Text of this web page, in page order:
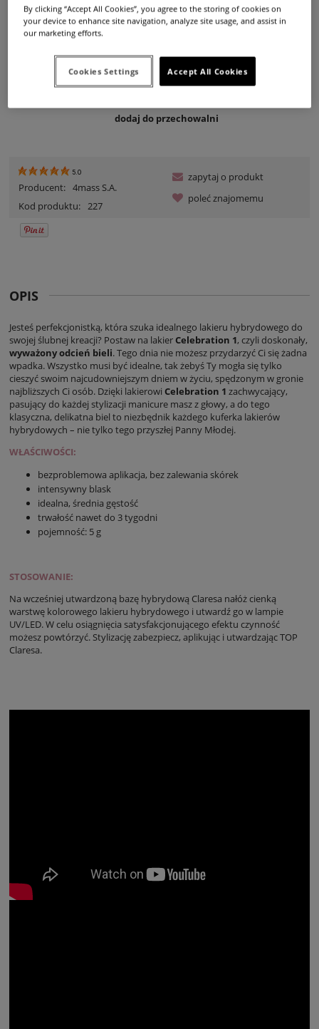
Cena nie zawiera ewentualnych kosztów płatności
sprawdź formy dostawy
Cena: 16,90 zł
dodaj do przechowalni
5.0
Producent: 4mass S.A.
Kod produktu: 227
zapytaj o produkt
poleć znajomemu
OPIS
Jesteś perfekcjonistką, która szuka idealnego lakieru hybrydowego do
swojej ślubnej kreacji? Postaw na lakierCelebration 1, czyli doskonały,
wyważony odcień bieli. Tego dnia nie możesz przydarzyć Ci się żadna
wpadka. Wszystko musi być idealne, tak żebyś Ty mogła się tylko
cieszyć swoim najcudowniejszym dniem w życiu, spędzonym w gronie
najbliższych Ci osób. Dzięki lakierowi Celebration 1 zachwycający,
pasujący do każdej stylizacji manicure masz z głowy, a do tego
klasyczna, delikatna biel to niezbędnik każdego kuferka lakierów
hybrydowych – nie tylko tego przyszłej Panny Młodej.
WŁAŚCIWOŚCI:
bezproblemowa aplikacja, bez zalewania skórek
intensywny blask
idealna, średnia gęstość
trwałość nawet do 3 tygodni
pojemność: 5 g
STOSOWANIE:
Na wcześniej utwardzoną bazę hybrydową Claresa nałóż cienką
warstwę kolorowego lakieru hybrydowego i utwardź go w lampie
UV/LED. W celu osiągnięcia satysfakcjonującego efektu czynność
możesz powtórzyć. Stylizację zabezpiecz, aplikując i utwardzając TOP
Claresa.
By clicking “Accept All Cookies”, you agree to the storing of cookies on
your device to enhance site navigation, analyze site usage, and assist in
our marketing efforts.
Accept All Cookies
Cookies Settings